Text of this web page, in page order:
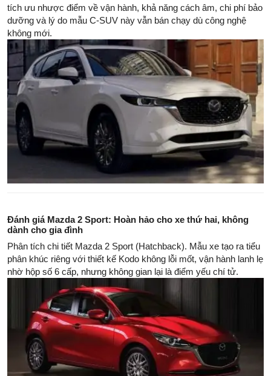
tích ưu nhược điểm về vận hành, khả năng cách âm, chi phí bảo
dưỡng và lý do mẫu C-SUV này vẫn bán chạy dù công nghệ
không mới.
Đánh giá Mazda 2 Sport: Hoàn hảo cho xe thứ hai, không
dành cho gia đình
Phân tích chi tiết Mazda 2 Sport (Hatchback). Mẫu xe tạo ra tiểu
phân khúc riêng với thiết kế Kodo không lỗi mốt, vận hành lanh lẹ
nhờ hộp số 6 cấp, nhưng không gian lại là điểm yếu chí tử.